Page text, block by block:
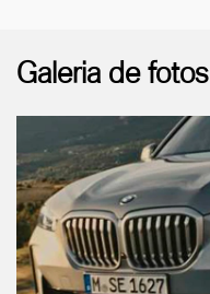
Galeria de fotos